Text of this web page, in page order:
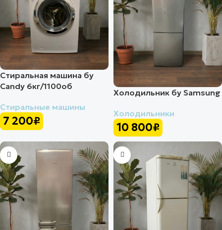
Стиральная машина бу
Candy 6кг/1100об
Стиральные машины
7 200₽
Холодильник бу Samsung
Холодильники
10 800₽